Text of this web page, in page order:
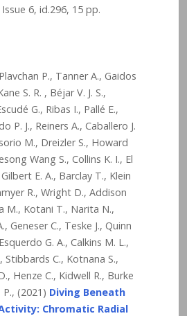
6, id.296, 15 pp.
P., Tanner A., Gaidos
S. R. , Béjar V. J. S.,
G., Ribas I., Pallé E.,
P. J., Reiners A., Caballero J.
M., Dreizler S., Howard
Wang S., Collins K. I., El
E. A., Barclay T., Klein
R., Wright D., Addison
M., Kotani T., Narita N.,
Geneser C., Teske J., Quinn
G. A., Calkins M. L.,
Stibbards C., Kotnana S.,
Henze C., Kidwell R., Burke
P., (2021) Diving Beneath
Chromatic Radial